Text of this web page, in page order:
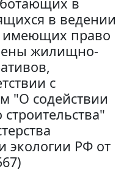
в
в ведении
право
жилищно-
с
"О содействии
экологии РФ от